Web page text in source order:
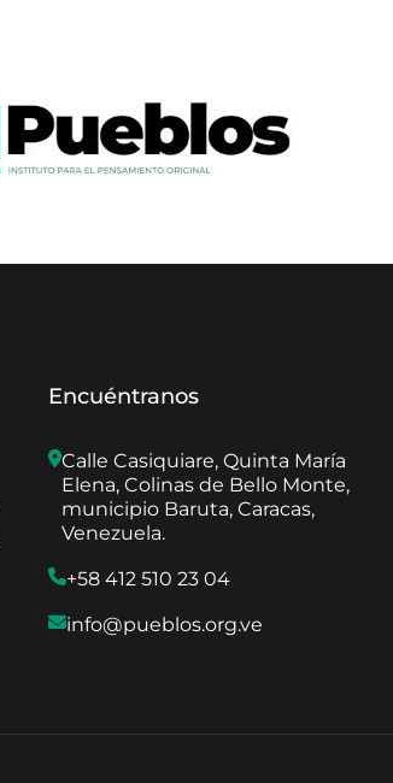
Encuéntranos
Calle Casiquiare, Quinta María
Elena, Colinas de Bello Monte,
municipio Baruta, Caracas,
Venezuela.
+58 412 510 23 04
info@pueblos.org.ve